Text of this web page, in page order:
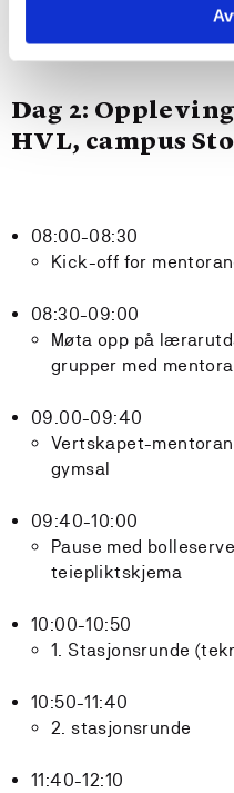
Ungdomsskuleelevane
eigen skule (Padlet)
Dag 2:
HVL, campus
08:00-08:30
Kick-off for
08:30-09:00
Møta opp på
grupper med
09.00-09:40
Vertskapet-
gymsal
09:40-10:00
Pause med
teiepliktskjema
10:00-10:50
1. Stasjonsrunde
10:50-11:40
2. stasjonsrunde
11:40-12:10